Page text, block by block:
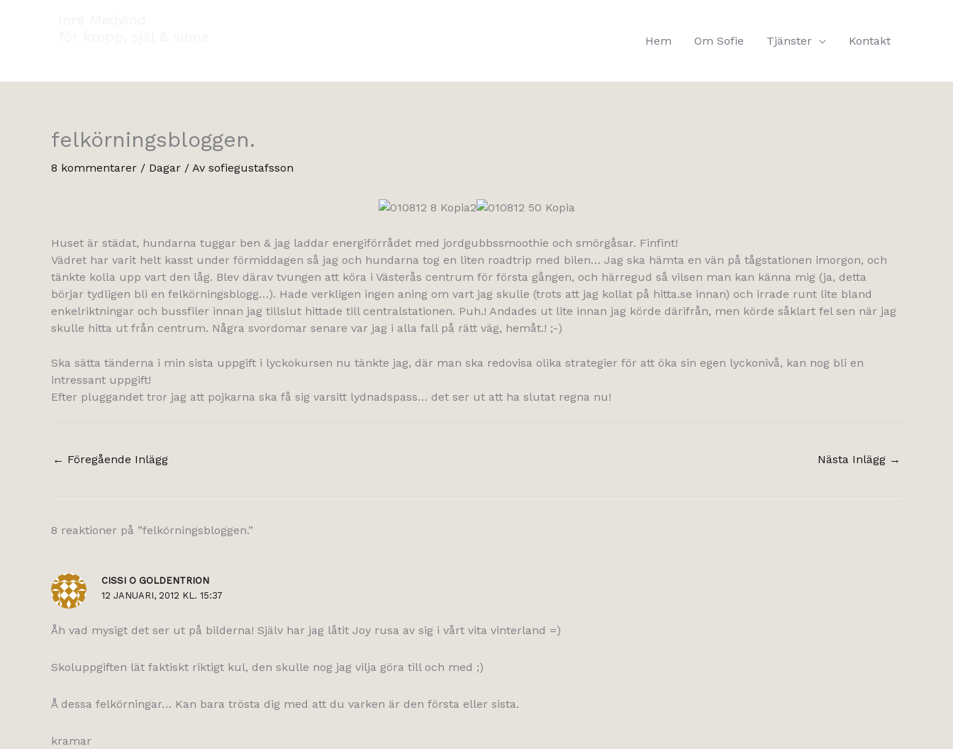
Hem Om Sofie Tjänster Kontakt
felkörningsbloggen.
8 kommentarer / Dagar / Av sofiegustafsson
Huset är städat, hundarna tuggar ben & jag laddar energiförrådet med jordgubbssmoothie och smörgåsar. Finfint!
Vädret har varit helt kasst under förmiddagen så jag och hundarna tog en liten roadtrip med bilen… Jag ska hämta en vän på tågstationen imorgon, och
tänkte kolla upp vart den låg. Blev därav tvungen att köra i Västerås centrum för första gången, och härregud så vilsen man kan känna mig (ja, detta
börjar tydligen bli en felkörningsblogg…). Hade verkligen ingen aning om vart jag skulle (trots att jag kollat på hitta.se innan) och irrade runt lite bland
enkelriktningar och bussfiler innan jag tillslut hittade till centralstationen. Puh.! Andades ut lite innan jag körde därifrån, men körde såklart fel sen när jag
skulle hitta ut från centrum. Några svordomar senare var jag i alla fall på rätt väg, hemåt.! ;-)
Ska sätta tänderna i min sista uppgift i lyckokursen nu tänkte jag, där man ska redovisa olika strategier för att öka sin egen lyckonivå, kan nog bli en
intressant uppgift!
Efter pluggandet tror jag att pojkarna ska få sig varsitt lydnadspass… det ser ut att ha slutat regna nu!
← Föregående Inlägg Nästa Inlägg →
8 reaktioner på ”felkörningsbloggen.”
CISSI O GOLDENTRION
12 JANUARI, 2012 KL. 15:37
Åh vad mysigt det ser ut på bilderna! Själv har jag låtit Joy rusa av sig i vårt vita vinterland =)
Skoluppgiften lät faktiskt riktigt kul, den skulle nog jag vilja göra till och med ;)
Å dessa felkörningar… Kan bara trösta dig med att du varken är den första eller sista.
kramar